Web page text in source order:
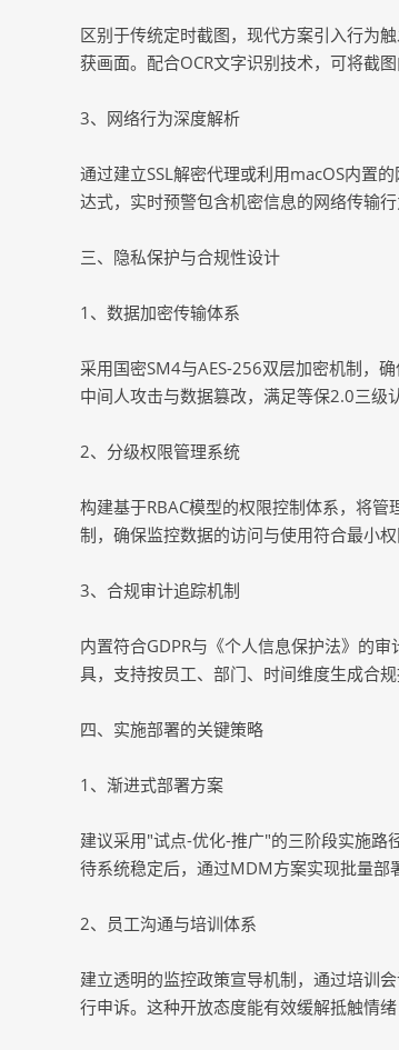
区别于传统定时截图，现代方案引入行为
获画面。配合OCR文字识别技术，可将截
3、网络行为深度解析
通过建立SSL解密代理或利用macOS内置
达式，实时预警包含机密信息的网络传输
三、隐私保护与合规性设计
1、数据加密传输体系
采用国密SM4与AES-256双层加密机制，
中间人攻击与数据篡改，满足等保2.0三级
2、分级权限管理系统
构建基于RBAC模型的权限控制体系，将
制，确保监控数据的访问与使用符合最小权
3、合规审计追踪机制
内置符合GDPR与《个人信息保护法》的
具，支持按员工、部门、时间维度生成合
四、实施部署的关键策略
1、渐进式部署方案
建议采用"试点-优化-推广"的三阶段实施路
待系统稳定后，通过MDM方案实现批量部
2、员工沟通与培训体系
建立透明的监控政策宣导机制，通过培训
行申诉。这种开放态度能有效缓解抵触情绪